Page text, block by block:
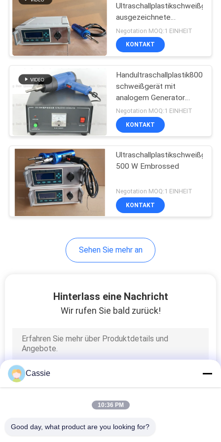
ausgezeichnete
Wärmeableitungs-
Leistung
Negotation MOQ:1 EINHEIT
KONTAKT
Handultraschallplastik800w
schweißgerät mit
analogem Generator
220V oder 110V
Negotation MOQ:1 EINHEIT
KONTAKT
Ultraschallplastikschweißgerät
500 W Embrossed
Negotation MOQ:1 EINHEIT
KONTAKT
Sehen Sie mehr an
Hinterlass eine Nachricht
Wir rufen Sie bald zurück!
Cassie
10:36 PM
Good day, what product are you looking for?